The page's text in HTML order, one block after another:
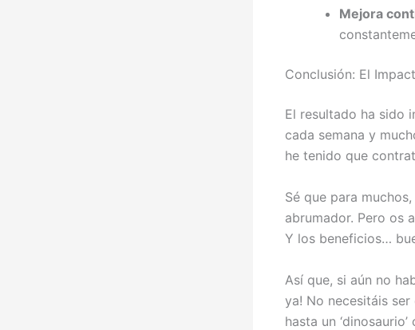
Mejora
Conclusión: El
El resultado ha sido
cada semana y
he tenido que
Sé que para
abrumador. Pero os
Y los beneficios…
Así que, si aún no
ya! No necesitáis
hasta un